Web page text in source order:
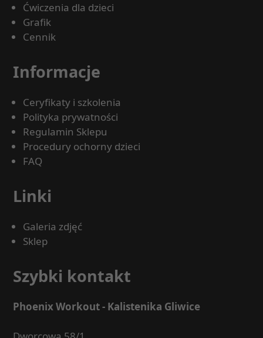
Ćwiczenia dla dzieci
Grafik
Cennik
Informacje
Ceryfikaty i szkolenia
Polityka prywatności
Regulamin Sklepu
Procedury ochorny dzieci
FAQ
Linki
Galeria zdjęć
Sklep
Szybki kontakt
Phoenix Workout - Kalistenika Gliwice